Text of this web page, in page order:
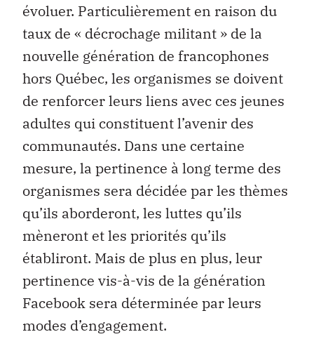
évoluer. Particulièrement en raison du
taux de « décrochage militant » de la
nouvelle génération de francophones
hors Québec, les organismes se doivent
de renforcer leurs liens avec ces jeunes
adultes qui constituent l’avenir des
communautés. Dans une certaine
mesure, la pertinence à long terme des
organismes sera décidée par les thèmes
qu’ils aborderont, les luttes qu’ils
mèneront et les priorités qu’ils
établiront. Mais de plus en plus, leur
pertinence vis-à-vis de la génération
Facebook sera déterminée par leurs
modes d’engagement.